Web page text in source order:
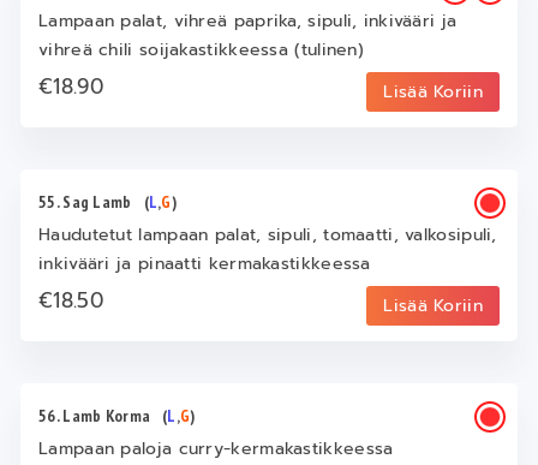
Lampaan palat, vihreä paprika, sipuli, inkivääri ja
vihreä chili soijakastikkeessa (tulinen)
€18.90 Lisää Koriin
55. Sag Lamb (L,G)
Haudutetut lampaan palat, sipuli, tomaatti, valkosipuli,
inkivääri ja pinaatti kermakastikkeessa
€18.50 Lisää Koriin
56. Lamb Korma (L,G)
Lampaan paloja curry‑kermakastikkeessa